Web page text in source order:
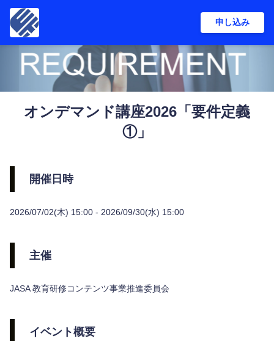
オンデマンド講座2026「要件定義
①」
申し込み
開催日時
2026/07/02(木) 15:00 - 2026/09/30(水) 15:00
主催
JASA 教育研修コンテンツ事業推進委員会
イベント概要